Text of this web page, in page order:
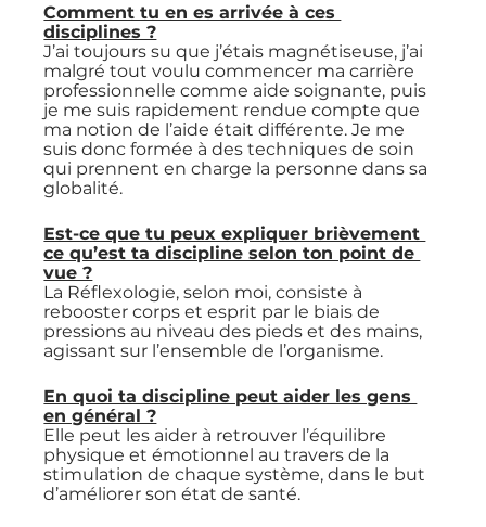
Comment tu en es arrivée à ces
disciplines ?
J’ai toujours su que j’étais magnétiseuse, j’ai
malgré tout voulu commencer ma carrière
professionnelle comme aide soignante, puis
je me suis rapidement rendue compte que
ma notion de l’aide était différente. Je me
suis donc formée à des techniques de soin
qui prennent en charge la personne dans sa
globalité.
Est-ce que tu peux expliquer brièvement
ce qu’est ta discipline selon ton point de
vue ?
La Réflexologie, selon moi, consiste à
rebooster corps et esprit par le biais de
pressions au niveau des pieds et des mains,
agissant sur l’ensemble de l’organisme.
En quoi ta discipline peut aider les gens
en général ?
Elle peut les aider à retrouver l’équilibre
physique et émotionnel au travers de la
stimulation de chaque système, dans le but
d’améliorer son état de santé.